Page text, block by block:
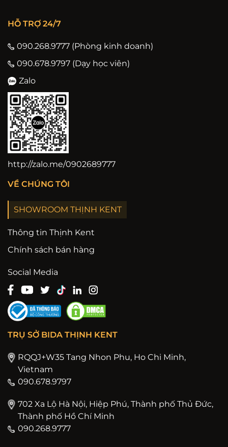
HỖ TRỢ 24/7
090.268.9777 (Phòng kinh doanh)
090.678.9797 (Dạy học viên)
Zalo
http://zalo.me/0902689777
VỀ CHÚNG TÔI
SHOWROOM THỊNH KENT
Thông tin Thịnh Kent
Chính sách bán hàng
Social Media
TRỤ SỞ BIDA THỊNH KENT
RQQJ+W35 Tang Nhon Phu, Ho Chi Minh,
Vietnam
090.678.9797
702 Xa Lộ Hà Nội, Hiệp Phú, Thành phố Thủ Đức,
Thành phố Hồ Chí Minh
090.268.9777